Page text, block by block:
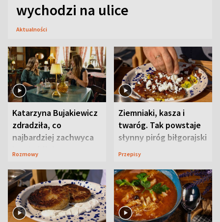
wychodzi na ulice
Aktualności
Katarzyna Bujakiewicz
zdradziła, co
najbardziej zachwyca
ją w Lublinie
Rozmowy
Ziemniaki, kasza i
twaróg. Tak powstaje
słynny piróg biłgorajski
Przepisy